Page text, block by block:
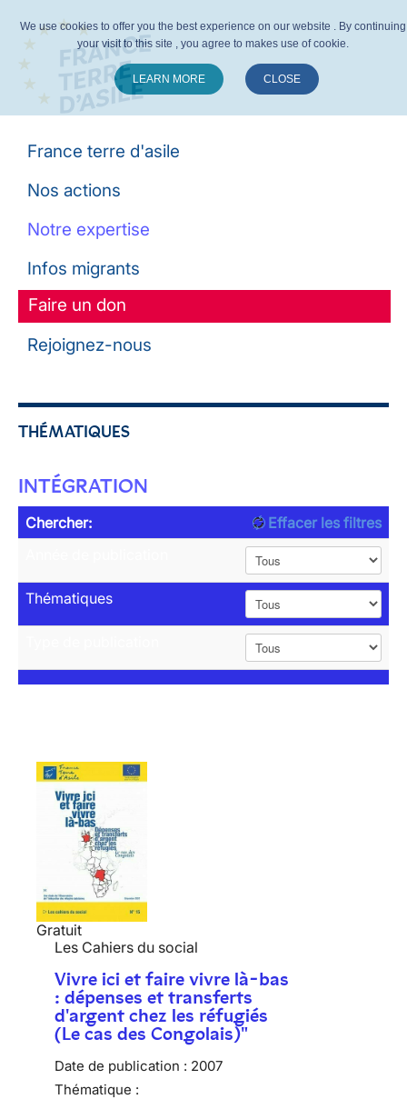
France terre d'asile
Nos actions
Notre expertise
Infos migrants
Faire un don
Rejoignez-nous
THÉMATIQUES
INTÉGRATION
Chercher:
Effacer les filtres
Thématiques
Gratuit
Les Cahiers du social
Vivre ici et faire vivre là-bas
: dépenses et transferts
d'argent chez les réfugiés
(Le cas des Congolais)"
Date de publication : 2007
Thématique :
We use cookies to offer you the best experience on our website . By continuing
your visit to this site , you agree to makes use of cookie.
LEARN MORE CLOSE